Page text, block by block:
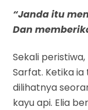
“Janda itu
Dan
Sekali
Sarfat. Ketika
dilihatnya
kayu api. Elia